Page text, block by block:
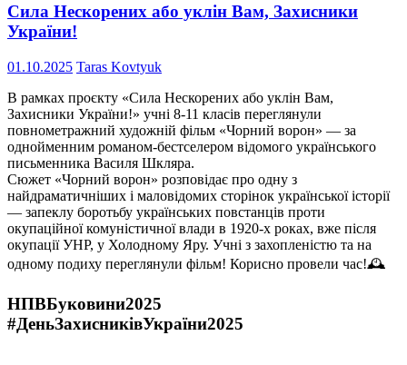
Сила Нескорених або уклін Вам, Захисники
України!
01.10.2025 Taras Kovtyuk
В рамках проєкту «Сила Нескорених або уклін Вам,
Захисники України!» учні 8-11 класів переглянули
повнометражний художній фільм «Чорний ворон» — за
однойменним романом-бестселером відомого українського
письменника Василя Шкляра.
Сюжет «Чорний ворон» розповідає про одну з
найдраматичніших і маловідомих сторінок української історії
— запеклу боротьбу українських повстанців проти
окупаційної комуністичної влади в 1920-х роках, вже після
окупації УНР, у Холодному Яру. Учні з захопленістю та на
одному подиху переглянули фільм! Корисно провели час!🕰️
НПВБуковини2025
#ДеньЗахисниківУкраїни2025